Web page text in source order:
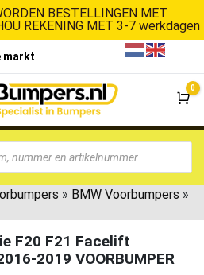
BESTELLINGEN MET
REKENING MET 3-7 werkdagen
markt
0
» BMW Voorbumpers »
F20 F21 Facelift
2019 VOORBUMPER